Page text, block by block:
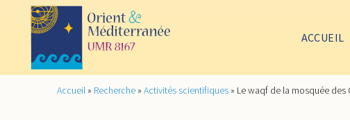
ACCUEIL
Accueil » Recherche » Activités scientifiques » Le waqf de la mosquée des